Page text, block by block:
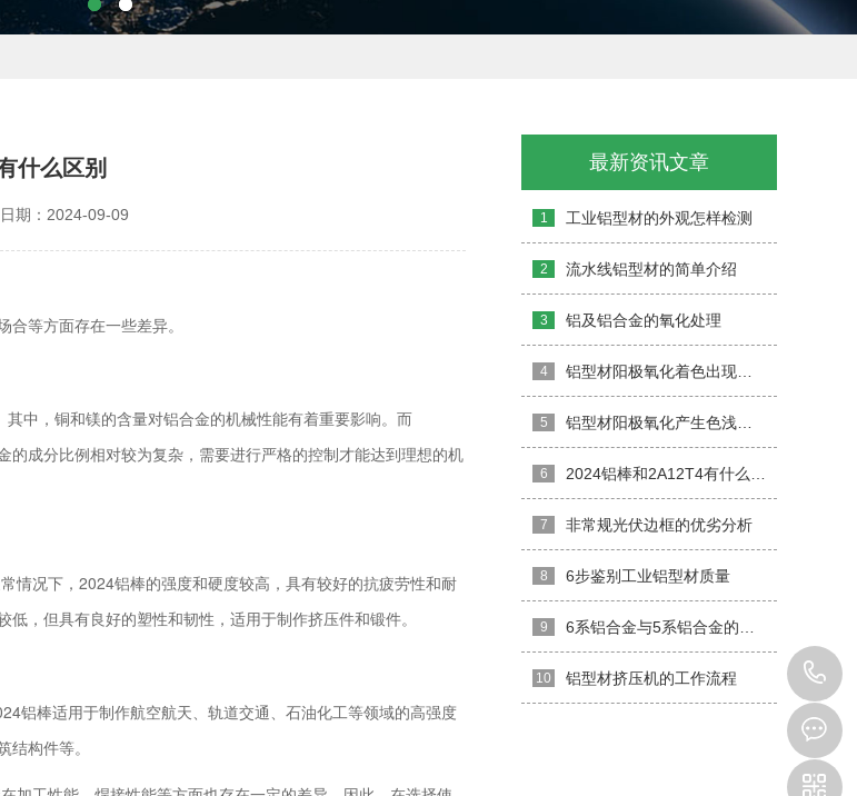
什么区别
日期：2024-09-09
等方面存在一些差异。
中，铜和镁的含量对铝合金的机械性能有着重要影响。而
成分比例相对较为复杂，需要进行严格的控制才能达到理想的机
况下，2024铝棒的强度和硬度较高，具有较好的抗疲劳性和耐
，但具有良好的塑性和韧性，适用于制作挤压件和锻件。
棒适用于制作航空航天、轨道交通、石油化工等领域的高强度
构件等。
最新资讯文章
1 工业铝型材的外观怎样检测
2 流水线铝型材的简单介绍
3 铝及铝合金的氧化处理
4
5
6
7 非常规光伏边框的优劣分析
8 6步鉴别工业铝型材质量
9
10 铝型材挤压机的工作流程